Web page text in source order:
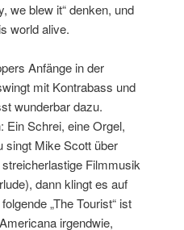
we blew it“ denken, und
world alive.
Anfänge in der
mit Kontrabass und
wunderbar dazu.
Schrei, eine Orgel,
singt Mike Scott über
Filmmusik
dann klingt es auf
„The Tourist“ ist
irgendwie,